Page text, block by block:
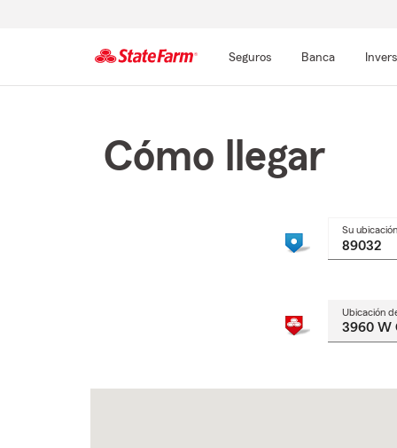
Seguros Banca
Cómo llegar
Su ubicación
Ubicación